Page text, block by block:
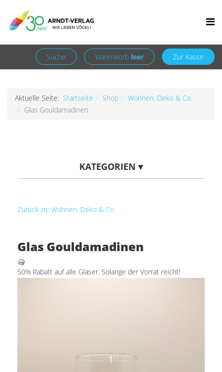
+49 7252 9707310
Anmelden
Registrieren
Suche
Warenkorb leer Zur Kasse
Aktuelle Seite: Startseite Shop
Wohnen, Deko & Co.
Glas Gouldamadinen
KATEGORIEN ▾
Zurück zu: Wohnen, Deko & Co.
Glas Gouldamadinen
50% Rabatt auf alle Gläser. Solange der Vorrat reicht!